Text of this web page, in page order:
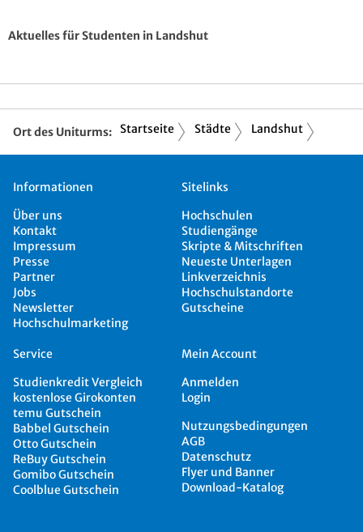
Aktuelles für Studenten in Landshut
Ort des Uniturms: Startseite Städte Landshut
Informationen
Über uns
Kontakt
Impressum
Presse
Partner
Jobs
Newsletter
Hochschulmarketing
Sitelinks
Hochschulen
Studiengänge
Skripte & Mitschriften
Neueste Unterlagen
Linkverzeichnis
Hochschulstandorte
Gutscheine
Service
Studienkredit Vergleich
kostenlose Girokonten
temu Gutschein
Babbel Gutschein
Otto Gutschein
ReBuy Gutschein
Gomibo Gutschein
Coolblue Gutschein
Mein Account
Anmelden
Login
Nutzungsbedingungen
AGB
Datenschutz
Flyer und Banner
Download-Katalog